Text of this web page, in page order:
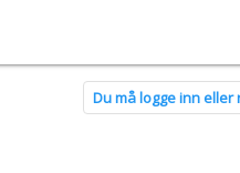
Du må logge inn